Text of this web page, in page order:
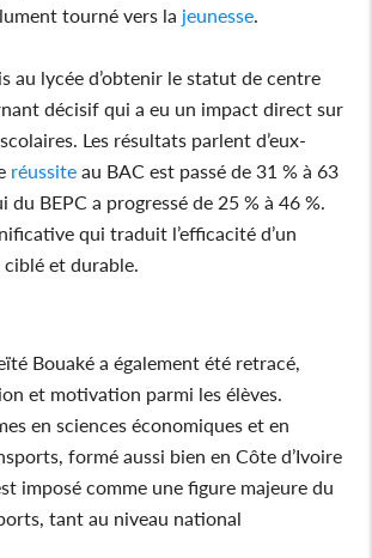
tourné vers la jeunesse
au lycée d’obtenir le statut de centre
décisif qui a eu un impact direct sur
Les résultats parlent d’eux-
réussite au BAC est passé de 31 % à 63
du BEPC a progressé de 25 % à 46 %.
qui traduit l’efficacité d’un
et durable.
Bouaké a également été retracé,
et motivation parmi les élèves.
en sciences économiques et en
formé aussi bien en Côte d’Ivoire
imposé comme une figure majeure du
tant au niveau national